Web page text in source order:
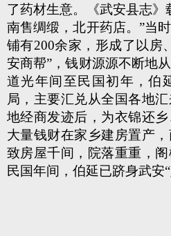
了药材生意。《武安县志》
南售绸缎，北开药店。”当
铺有200余家，形成了以房
安商帮”，钱财源源不断地
道光年间至民国初年，伯
局，主要汇兑从全国各地
地经商发迹后，为衣锦还
大量钱财在家乡建房置产
致房屋千间，院落重重，
民国年间，伯延已跻身武安“